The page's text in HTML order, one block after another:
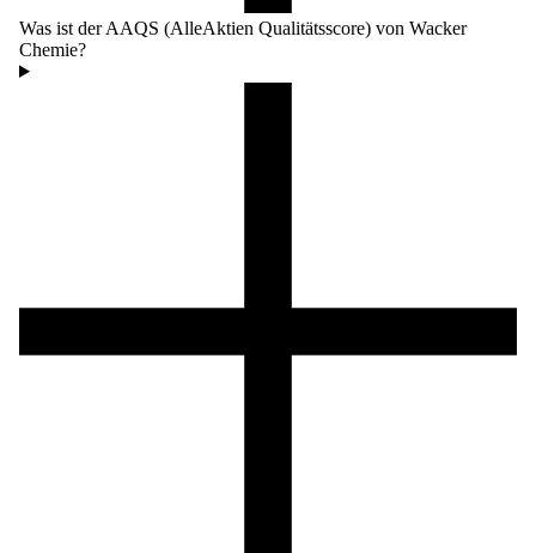
Was ist der AAQS (AlleAktien Qualitätsscore) von Wacker
Chemie?